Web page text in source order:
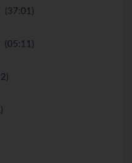
(37:01)
(05:11)